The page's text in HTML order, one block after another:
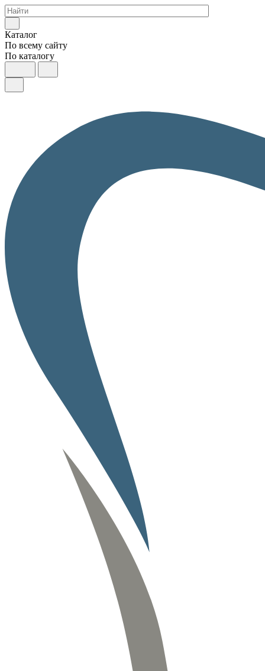
Каталог
По всему сайту
По каталогу